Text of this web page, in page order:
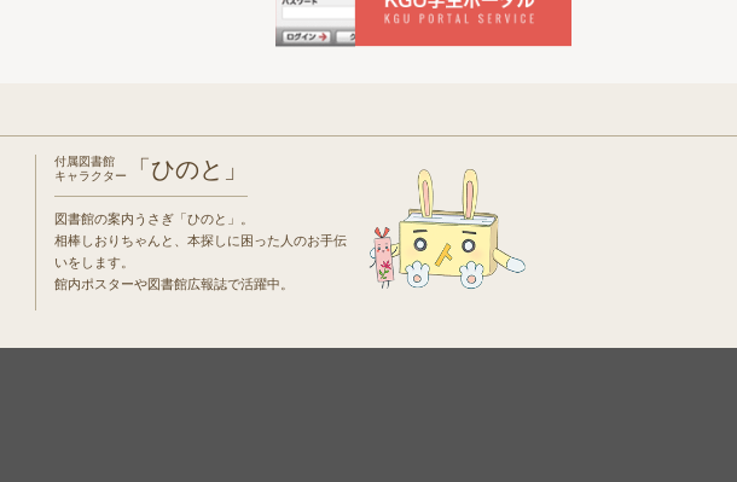
付属図書館
キャラクター
「ひのと」
図書館の案内うさぎ「ひのと」。
相棒しおりちゃんと、本探しに困った人のお手伝
いをします。
館内ポスターや図書館広報誌で活躍中。